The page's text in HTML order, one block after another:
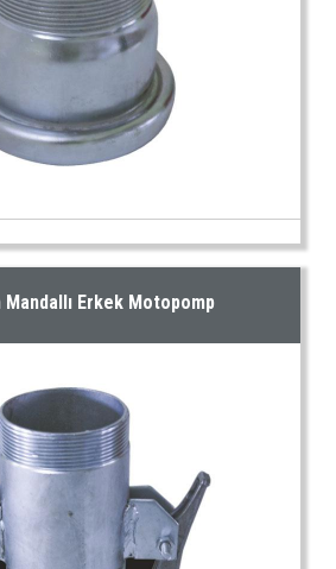
Mandallı Erkek Motopomp